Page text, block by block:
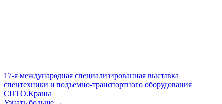
17-я международная специализированная выставка
спецтехники и подъемно-транспортного оборудования
СПТО.Краны
Узнать больше →